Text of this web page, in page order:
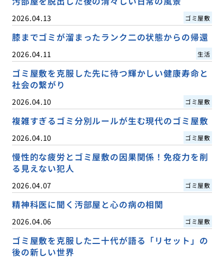
2026.04.13 ゴミ屋敷
膝までゴミが溜まったランク二の状態からの帰還
2026.04.11 生活
ゴミ屋敷を克服した先に待つ輝かしい健康寿命と
社会の繋がり
2026.04.10 ゴミ屋敷
複雑すぎるゴミ分別ルールが生む現代のゴミ屋敷
2026.04.10 ゴミ屋敷
慢性的な疲労とゴミ屋敷の因果関係！免疫力を削
る見えない犯人
2026.04.07 ゴミ屋敷
精神科医に聞く汚部屋と心の病の相関
2026.04.06 ゴミ屋敷
ゴミ屋敷を克服した二十代が語る「リセット」の
後の新しい世界